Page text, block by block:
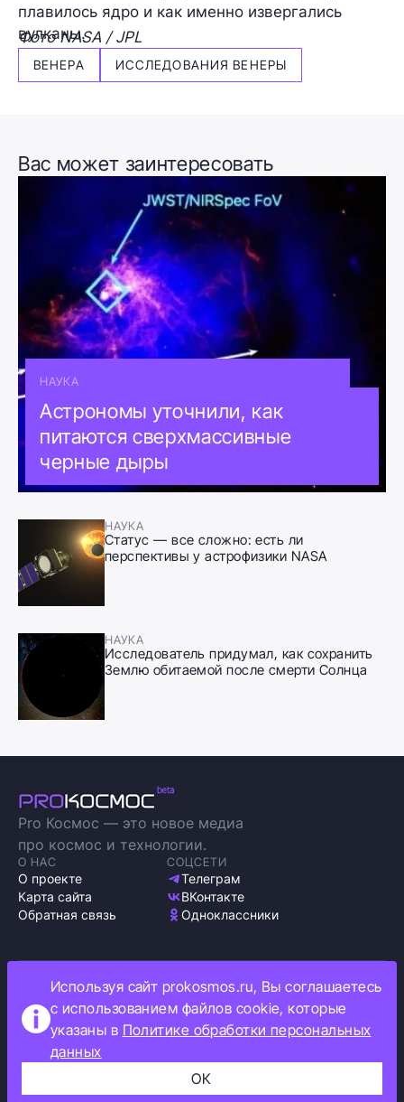
плавилось ядро и как именно извергались
вулканы.
Фото NASA / JPL
ВЕНЕРА ИССЛЕДОВАНИЯ ВЕНЕРЫ
Вас может заинтересовать
НАУКА
Астрономы уточнили, как
питаются сверхмассивные
черные дыры
НАУКА
Статус — все сложно: есть ли
перспективы у астрофизики NASA
НАУКА
Исследователь придумал, как сохранить
Землю обитаемой после смерти Солнца
Pro Космос — это новое медиа
про космос и технологии.
О НАС
О проекте
Карта сайта
Обратная связь
СОЦСЕТИ
Телеграм
ВКонтакте
Одноклассники
Политика обработки персональных данных
Как мы используем cookie
Информация об ограничениях
Используя сайт prokosmos.ru, Вы соглашаетесь
с использованием файлов cookie, которые
указаны в Политике обработки персональных
данных
ОК